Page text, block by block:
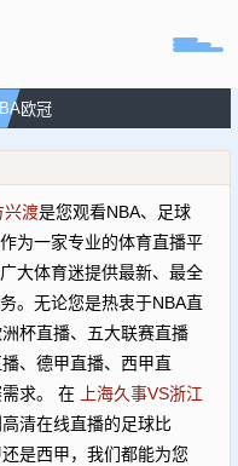
欧冠
兴渡是您观看NBA、足球
为一家专业的体育直播平
大体育迷提供最新、最全
。无论您是热衷于NBA直
杯直播、五大联赛直播
、德甲直播、西甲直
求。 在
上海久事VS浙江
清在线直播的足球比
是西甲，我们都能为您